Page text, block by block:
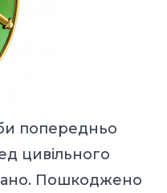
попередньо
цивільного
Пошкоджено